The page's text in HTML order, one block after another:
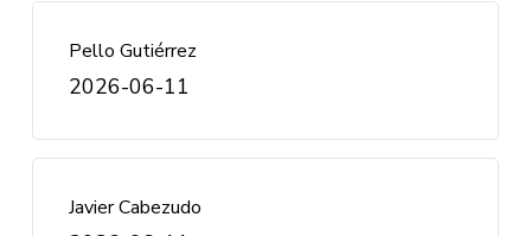
Pello Gutiérrez
2026-06-11
Javier Cabezudo